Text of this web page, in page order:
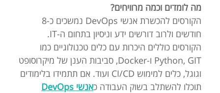
מה לומדים וכמה מרוויחים?
הקורסים להכשרת אנשי DevOps נמשכים כ-8
חודשים ולרוב דורשים ידע וניסיון בתחום ה-IT.
הקורסים כוללים היכרות עם כלים טכנולוגיים כמו
Python, GIT ו-Docker, סביבות הענן של מיקרוסופט
וגוגל, כלים למימוש CI/CD ועוד. אם תתמידו בלימודים
תוכלו להשתלב בשוק העבודה כאנשי DevOps